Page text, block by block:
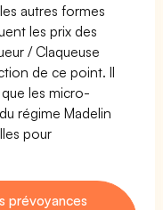
autres formes
les prix des
/ Claqueuse
de ce point. Il
les micro-
régime Madelin
pour
prévoyances